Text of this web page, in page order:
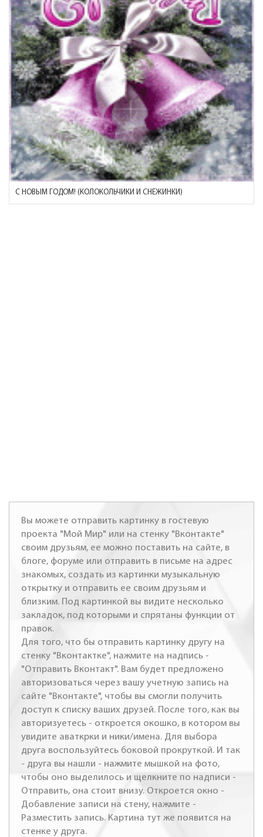
С НОВЫМ ГОДОМ! (КОЛОКОЛЬЧИКИ И СНЕЖИНКИ)
Вы можете отправить картинку в гостевую
проекта "Мой Мир" или на стенку "Вконтакте"
своим друзьям, ее можно поставить на сайте, в
блоге, форуме или отправить в письме на адрес
знакомых, создать из картинки музыкальную
открытку и отправить ее своим друзьям и
близким. Под картинкой вы видите несколько
закладок, под которыми и спрятаны функции от
правок.
Для того, что бы отправить картинку другу на
стенку "Вконтактке", нажмите на надпись -
"Отправить Вконтакт". Вам будет предложено
авторизоваться через вашу учетную запись на
сайте "Вконтакте", чтобы вы смогли получить
доступ к списку ваших друзей. После того, как вы
авторизуетесь - откроется окошко, в котором вы
увидите аваткрки и ники/имена. Для выбора
друга воспользуйтесь боковой прокруткой. И так
- друга вы нашли - нажмите мышкой на фото,
чтобы оно выделилось и щелкните по надписи -
Отправить, она стоит внизу. Откроется окно -
Добавление записи на стену, нажмите -
Разместить запись. Картина тут же появится на
стенке у друга.